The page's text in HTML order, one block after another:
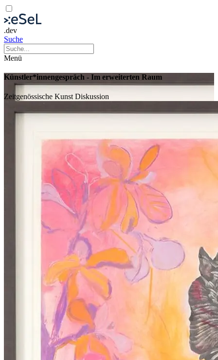
.dev
Suche
Menü
Künstler*innengespräch - Im erweiterten Raum
Zeitgenössische Kunst Diskussion